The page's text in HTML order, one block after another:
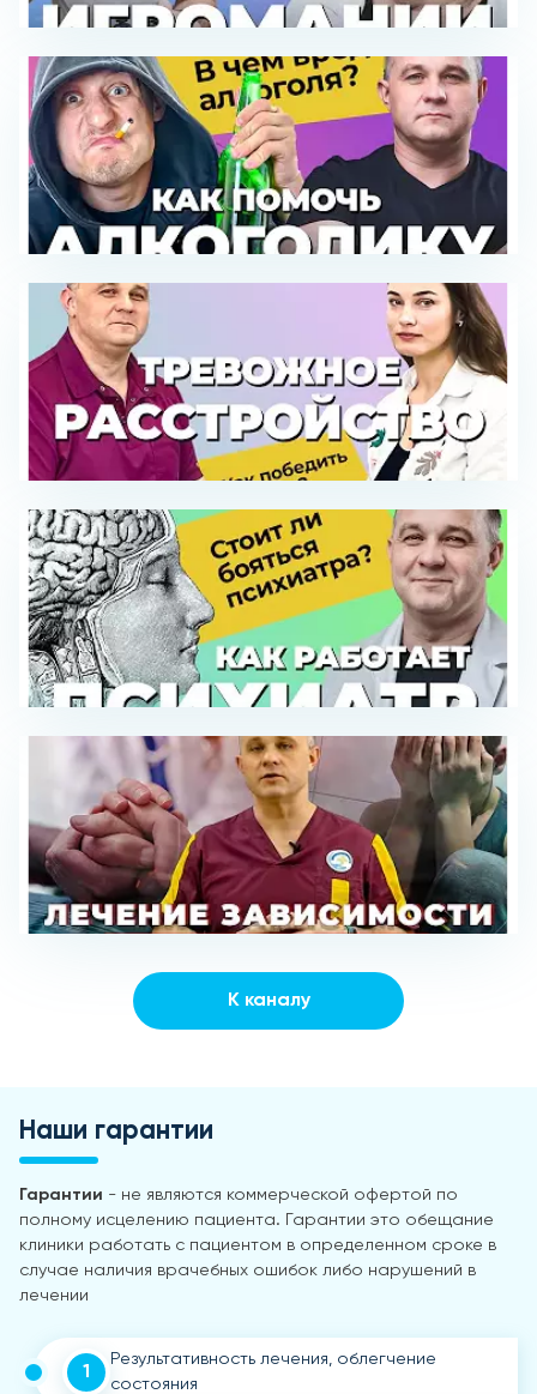
К каналу
Наши гарантии
Гарантии - не являются коммерческой офертой по
полному исцелению пациента. Гарантии это обещание
клиники работать с пациентом в определенном сроке в
случае наличия врачебных ошибок либо нарушений в
лечении
1
Результативность лечения, облегчение
состояния